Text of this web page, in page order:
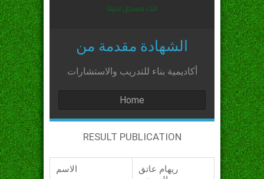
الشهادة مقدمة من
أكاديمية بناء للتدريب والاستشارات
Home
RESULT PUBLICATION
الاسم
ريهام عاتق